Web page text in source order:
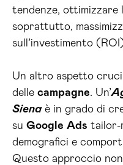
tendenze, ottimizzare
soprattutto,
sull’investimento
Un altro aspetto
delle campagne. Un’
Sienaè in grado di
su Google Ads tailor-
demografici e
Questo approccio